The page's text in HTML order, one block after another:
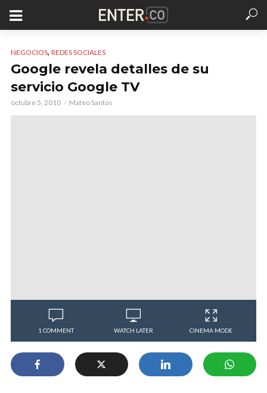
NEGOCIOS, REDES SOCIALES
Google revela detalles de su
servicio Google TV
octubre 5, 2010 Mateo Santos
1 COMMENT WATCH LATER CINEMA MODE